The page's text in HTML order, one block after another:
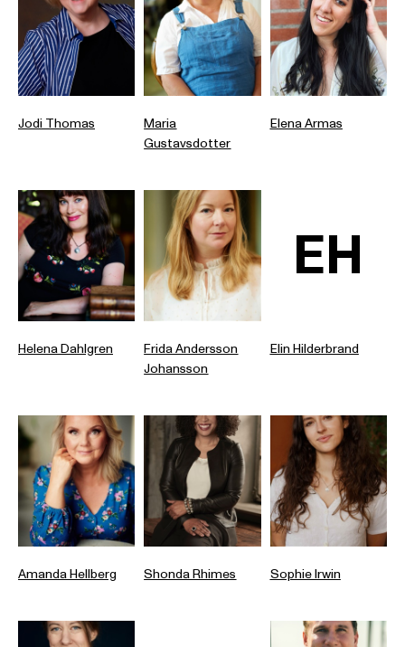
Jodi Thomas
Maria
Gustavsdotter
Elena Armas
Helena Dahlgren
Frida Andersson
Johansson
EH
Elin Hilderbrand
Amanda Hellberg Shonda Rhimes Sophie Irwin